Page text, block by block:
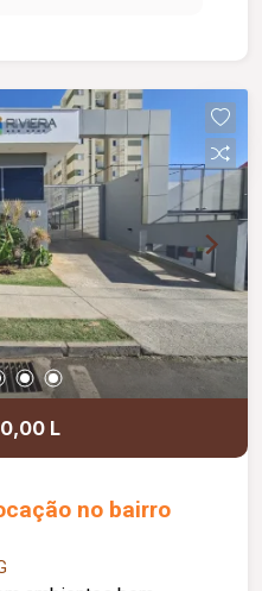
praticidade;
familiar e seguro;
a universidades,
farmácias,
comércios.
L
no bairro